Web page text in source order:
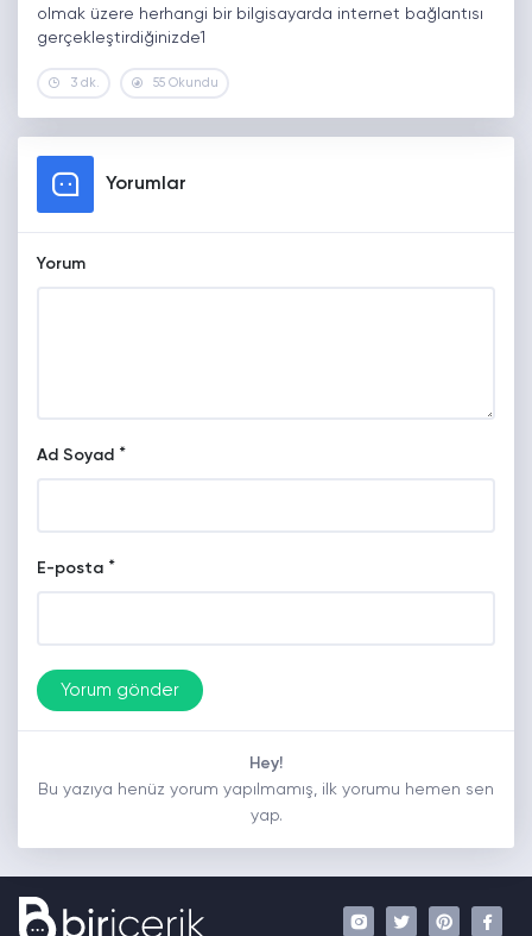
olmak üzere herhangi bir bilgisayarda internet bağlantısı
gerçekleştirdiğinizde1
3 dk. 55 Okundu
Yorumlar
Yorum
Ad Soyad *
E-posta *
Hey!
Bu yazıya henüz yorum yapılmamış, ilk yorumu hemen sen
yap.